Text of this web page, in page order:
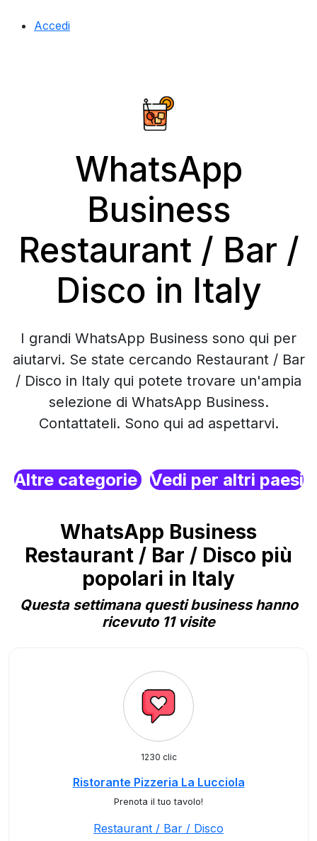
Accedi
WhatsApp
Business
Restaurant / Bar /
Disco in Italy
I grandi WhatsApp Business sono qui per
aiutarvi. Se state cercando Restaurant / Bar
/ Disco in Italy qui potete trovare un'ampia
selezione di WhatsApp Business.
Contattateli. Sono qui ad aspettarvi.
Altre categorie Vedi per altri paesi
WhatsApp Business
Restaurant / Bar / Disco più
popolari in Italy
Questa settimana questi business hanno
ricevuto 11 visite
1230 clic
Ristorante Pizzeria La Lucciola
Prenota il tuo tavolo!
Restaurant / Bar / Disco